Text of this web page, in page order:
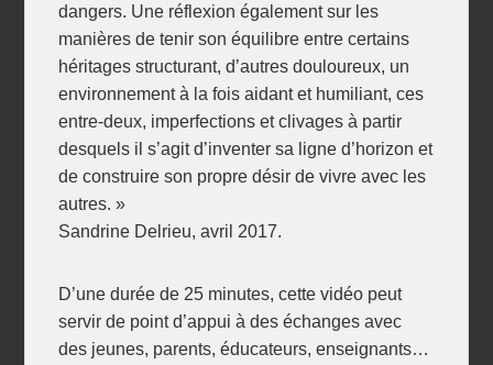
dangers. Une réflexion également sur les
manières de tenir son équilibre entre certains
héritages structurant, d’autres douloureux, un
environnement à la fois aidant et humiliant, ces
entre-deux, imperfections et clivages à partir
desquels il s’agit d’inventer sa ligne d’horizon et
de construire son propre désir de vivre avec les
autres. »
Sandrine Delrieu, avril 2017.
D’une durée de 25 minutes, cette vidéo peut
servir de point d’appui à des échanges avec
des jeunes, parents, éducateurs, enseignants…